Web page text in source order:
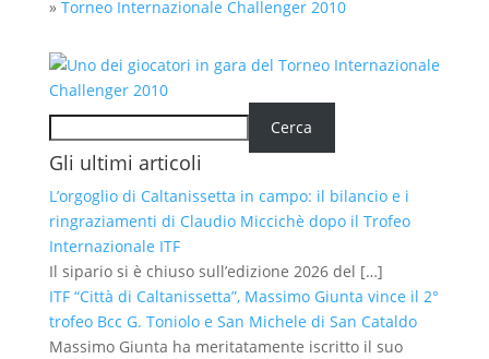
» Torneo Internazionale Challenger 2010
Cerca
Cerca
Gli ultimi articoli
L’orgoglio di Caltanissetta in campo: il bilancio e i
ringraziamenti di Claudio Miccichè dopo il Trofeo
Internazionale ITF
Il sipario si è chiuso sull’edizione 2026 del […]
ITF “Città di Caltanissetta”, Massimo Giunta vince il 2°
trofeo Bcc G. Toniolo e San Michele di San Cataldo
Massimo Giunta ha meritatamente iscritto il suo